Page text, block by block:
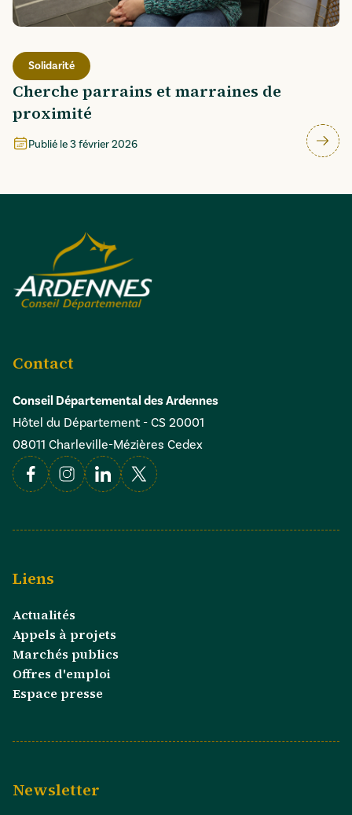
Solidarité
Cherche parrains et marraines de
proximité
Publié le3 février 2026
Contact
Conseil Départemental des Ardennes
Hôtel du Département - CS 20001
08011 Charleville-Mézières Cedex
FacebookInstagramLinkedin
X
Liens
Actualités
Appels à projets
Marchés publics
Offres d'emploi
Espace presse
Newsletter